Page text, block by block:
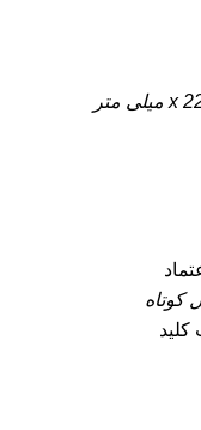
کوتاه